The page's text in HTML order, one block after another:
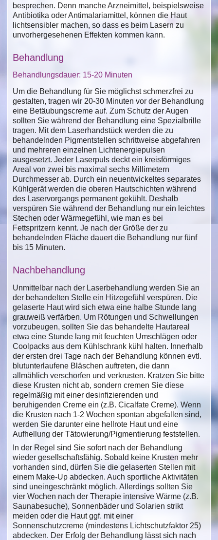
besprechen. Denn manche Arzneimittel, beispielsweise
Antibiotika oder Antimalariamittel, können die Haut
lichtsensibler machen, so dass es beim Lasern zu
unvorhergesehenen Effekten kommen kann.
Behandlung
Behandlungsdauer: 15-20 Minuten
Um die Behandlung für Sie möglichst schmerzfrei zu
gestalten, tragen wir 20-30 Minuten vor der Behandlung
eine Betäubungscreme auf. Zum Schutz der Augen
sollten Sie während der Behandlung eine Spezialbrille
tragen. Mit dem Laserhandstück werden die zu
behandelnden Pigmentstellen schrittweise abgefahren
und mehreren einzelnen Lichtenergiepulsen
ausgesetzt. Jeder Laserpuls deckt ein kreisförmiges
Areal von zwei bis maximal sechs Millimetern
Durchmesser ab. Durch ein neuentwickeltes separates
Kühlgerät werden die oberen Hautschichten während
des Laservorgangs permanent gekühlt. Deshalb
verspüren Sie während der Behandlung nur ein leichtes
Stechen oder Wärmegefühl, wie man es bei
Fettspritzern kennt. Je nach der Größe der zu
behandelnden Fläche dauert die Behandlung nur fünf
bis 15 Minuten.
Nachbehandlung
Unmittelbar nach der Laserbehandlung werden Sie an
der behandelten Stelle ein Hitzegefühl verspüren. Die
gelaserte Haut wird sich etwa eine halbe Stunde lang
grauweiß verfärben. Um Rötungen und Schwellungen
vorzubeugen, sollten Sie das behandelte Hautareal
etwa eine Stunde lang mit feuchten Umschlägen oder
Coolpacks aus dem Kühlschrank kühl halten. Innerhalb
der ersten drei Tage nach der Behandlung können evtl.
blutunterlaufene Bläschen auftreten, die dann
allmählich verschorfen und verkrusten. Kratzen Sie bitte
diese Krusten nicht ab, sondern cremen Sie diese
regelmäßig mit einer desinfizierenden und
beruhigenden Creme ein (z.B. Cicalfate Creme). Wenn
die Krusten nach 1-2 Wochen spontan abgefallen sind,
werden Sie darunter eine hellrote Haut und eine
Aufhellung der Tätowierung/Pigmentierung feststellen.
In der Regel sind Sie sofort nach der Behandlung
wieder gesellschaftsfähig. Sobald keine Krusten mehr
vorhanden sind, dürfen Sie die gelaserten Stellen mit
einem Make-Up abdecken. Auch sportliche Aktivitäten
sind uneingeschränkt möglich. Allerdings sollten Sie
vier Wochen nach der Therapie intensive Wärme (z.B.
Saunabesuche), Sonnenbäder und Solarien strikt
meiden oder die Haut ggf. mit einer
Sonnenschutzcreme (mindestens Lichtschutzfaktor 25)
abdecken. Der Erfolg der Behandlung lässt sich nach